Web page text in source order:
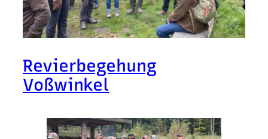
Revierbegehung
Voßwinkel